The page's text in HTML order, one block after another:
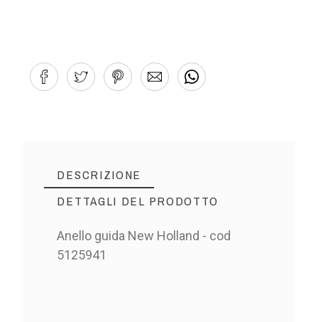
DESCRIZIONE
DETTAGLI DEL PRODOTTO
Anello guida New Holland - cod
5125941